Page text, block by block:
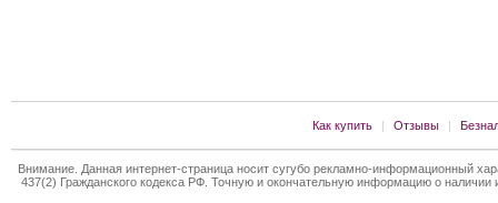
Как купить | Отзывы |
Внимание. Данная интернет-страница носит сугубо рекламно-информационный
437(2) Гражданского кодекса РФ. Точную и окончательную информацию о